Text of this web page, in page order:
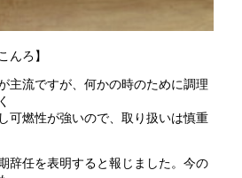
んろ】
主流ですが、何かの時のために調理
可燃性が強いので、取り扱いは慎重
辞任を表明すると報じました。今の